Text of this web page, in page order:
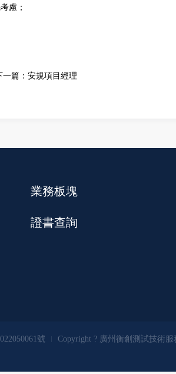
慮；
一篇 ：安規項目經理
業務板塊
證書查詢
號 Copyright ? 廣州衡創測試技術服